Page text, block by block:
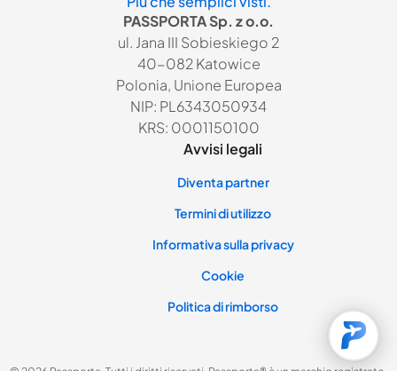
PASSPORTA Sp. z o.o.
ul. Jana III Sobieskiego 2
40-082 Katowice
Polonia, Unione Europea
NIP: PL6343050934
KRS: 0001150100
Avvisi legali
Diventa partner
Termini di utilizzo
Informativa sulla privacy
Cookie
Politica di rimborso